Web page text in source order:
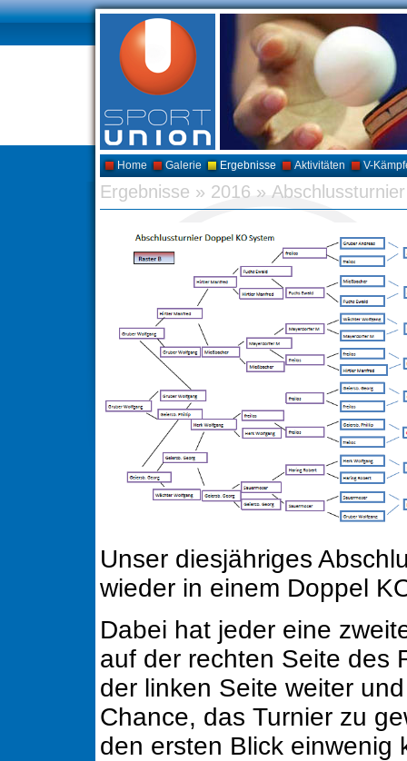
Home Galerie Ergebnisse Aktivitäten V-
Ergebnisse » 2016 » Abschlussturnier
Unser diesjähriges
wieder in einem Doppel
Dabei hat jeder eine
auf der rechten Seite des
der linken Seite weiter
Chance, das Turnier zu
den ersten Blick einwenig